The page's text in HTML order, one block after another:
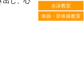
水泳教室
体操・新体操教室